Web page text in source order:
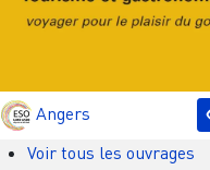
Angers
Voir tous les ouvrages